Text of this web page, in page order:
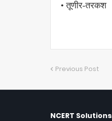
• तूणीर-तरकश
Previous Post
NCERT Solutions